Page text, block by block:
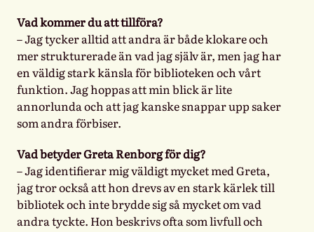
Vad kommer du att tillföra?
– Jag tycker alltid att andra är både klokare och
mer strukturerade än vad jag själv är, men jag har
en väldig stark känsla för biblioteken och vårt
funktion. Jag hoppas att min blick är lite
annorlunda och att jag kanske snappar upp saker
som andra förbiser.
Vad betyder Greta Renborg för dig?
– Jag identifierar mig väldigt mycket med Greta,
jag tror också att hon drevs av en stark kärlek till
bibliotek och inte brydde sig så mycket om vad
andra tyckte. Hon beskrivs ofta som livfull och